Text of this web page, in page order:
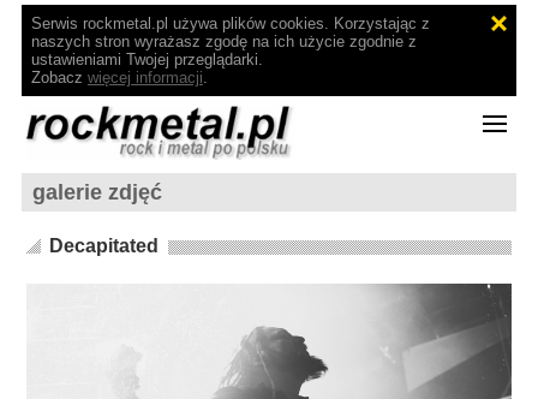
Serwis rockmetal.pl używa plików cookies. Korzystając z
naszych stron wyrażasz zgodę na ich użycie zgodnie z
ustawieniami Twojej przeglądarki.
Zobacz więcej informacji.
galerie zdjęć
Decapitated